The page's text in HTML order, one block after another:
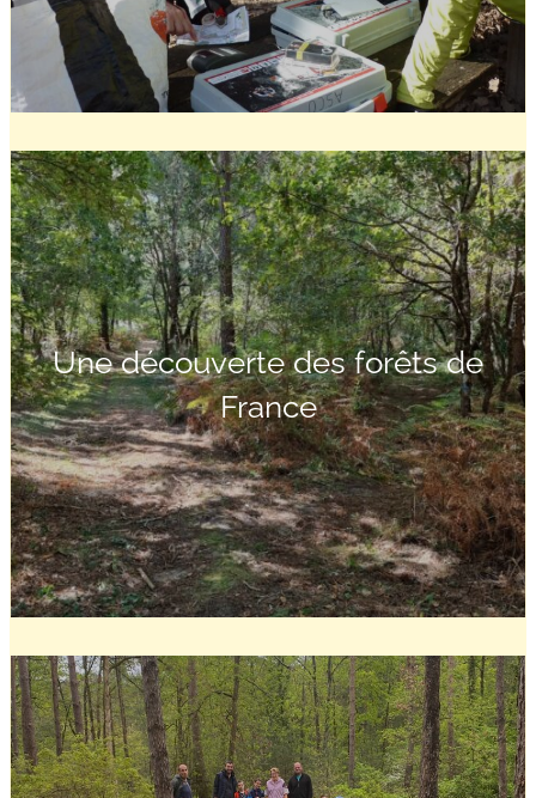
Une découverte des forêts de
France